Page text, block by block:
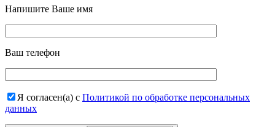
Напишите Ваше имя
Ваш телефон
Я согласен(а) с Политикой по обработке персональных
данных